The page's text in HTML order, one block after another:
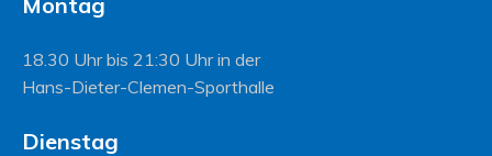
18.30 Uhr bis 21:30 Uhr in der
Hans-Dieter-Clemen-Sporthalle
Dienstag